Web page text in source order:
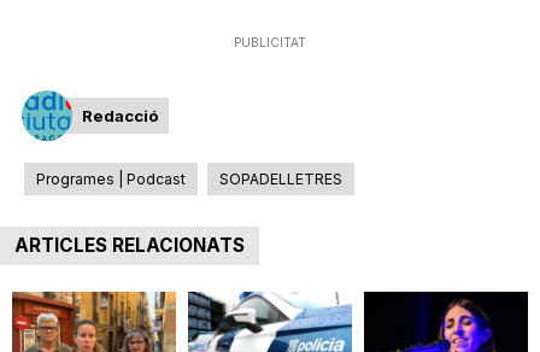
g
o
n
a
PUBLICITAT
Redacció
Programes | Podcast SOPADELLETRES
ARTICLES RELACIONATS